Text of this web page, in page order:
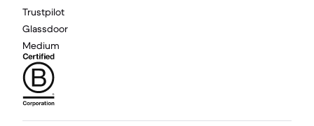
Trustpilot
Glassdoor
Medium